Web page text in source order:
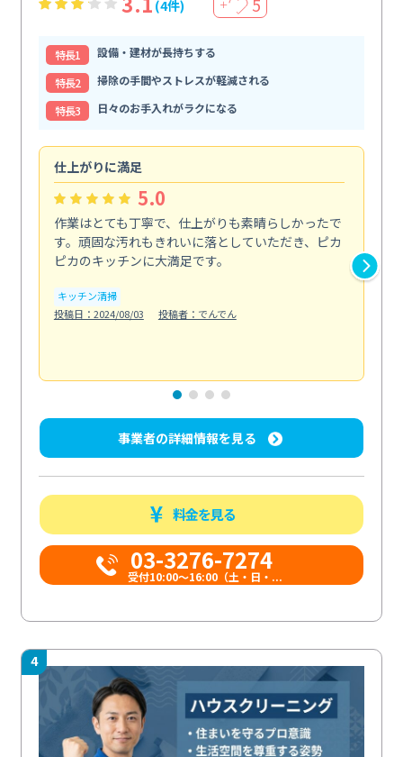
(4件) ＋ 5
特⻑1
設備・建材が長持ちする
特⻑2
掃除の手間やストレスが軽減される
特⻑3
日々のお手入れがラクになる
仕上がりに満足
5.0
作業はとても丁寧で、仕上がりも素晴らしかったで
す。頑固な汚れもきれいに落としていただき、ピカ
ピカのキッチンに大満足です。
キッチン清掃
投稿日：2024/08/03
投稿者：でんでん
事業者の詳細情報を見る
料金を見る
03-3276-7274
受付10:00〜16:00（土・日・...
4